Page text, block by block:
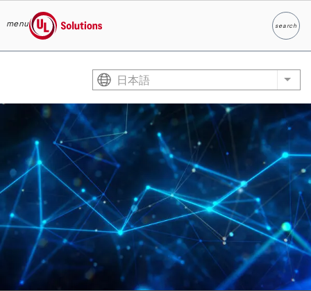
menu
UL Solutions
search
検索
日本語 List